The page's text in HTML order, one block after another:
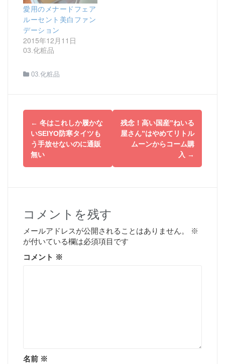
愛用のメナードフェア
ルーセント美白ファン
デーション
2015年12月11日
03.化粧品
03.化粧品
投
稿
ナ
ー
シ
ョ
← 冬はこれしか履かな
いSEIYO防寒タイツも
う手放せないのに通販
無い
残念！高い国産”ねいる
屋さん”はやめてリトル
ムーンからコーム購
入 →
コメントを残す
メールアドレスが公開されることはありません。
※
が付いている欄は必須項目です
コメント ※
名前 ※